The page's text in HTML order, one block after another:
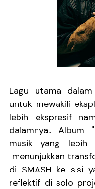
Lagu utama
untuk mewakili
lebih ekspresif
dalamnya.. Album
musik yang lebih
menunjukkan
di SMASH ke sisi
reflektif di solo